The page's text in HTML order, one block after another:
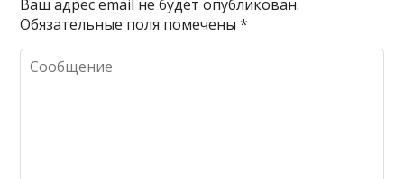
Ваш адрес email не будет опубликован.
Обязательные поля помечены*